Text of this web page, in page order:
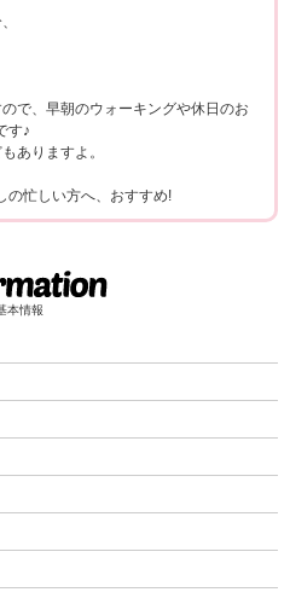
で、早朝のウォーキングや休日のお
す♪
ありますよ。
の忙しい方へ、おすすめ!
本情報